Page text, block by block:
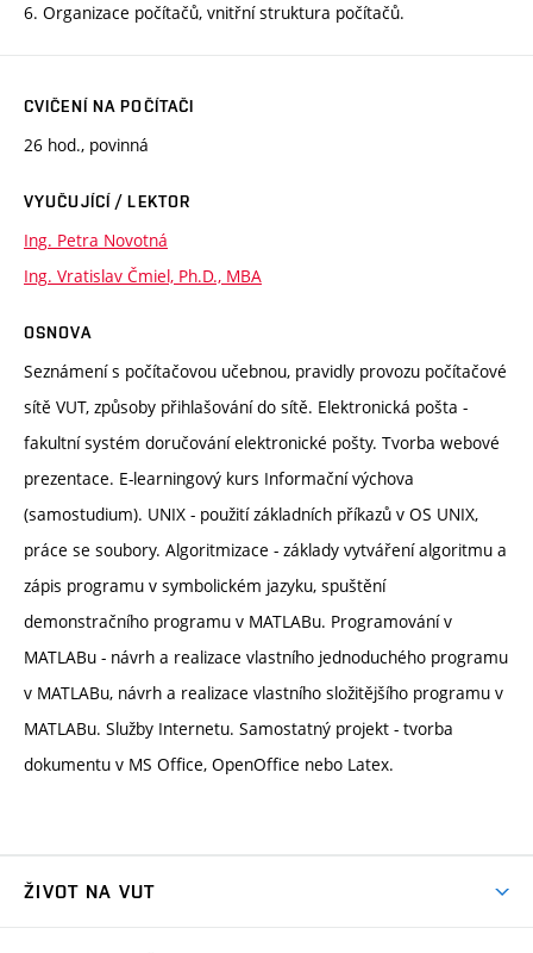
6. Organizace počítačů, vnitřní struktura počítačů.
CVIČENÍ NA POČÍTAČI
26 hod., povinná
VYUČUJÍCÍ / LEKTOR
Ing. Petra Novotná
Ing. Vratislav Čmiel, Ph.D., MBA
OSNOVA
Seznámení s počítačovou učebnou, pravidly provozu počítačové
sítě VUT, způsoby přihlašování do sítě. Elektronická pošta -
fakultní systém doručování elektronické pošty. Tvorba webové
prezentace. E-learningový kurs Informační výchova
(samostudium). UNIX - použití základních příkazů v OS UNIX,
práce se soubory. Algoritmizace - základy vytváření algoritmu a
zápis programu v symbolickém jazyku, spuštění
demonstračního programu v MATLABu. Programování v
MATLABu - návrh a realizace vlastního jednoduchého programu
v MATLABu, návrh a realizace vlastního složitějšího programu v
MATLABu. Služby Internetu. Samostatný projekt - tvorba
dokumentu v MS Office, OpenOffice nebo Latex.
ŽIVOT NA VUT